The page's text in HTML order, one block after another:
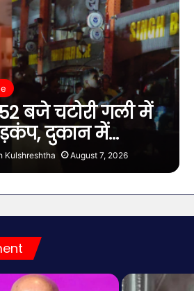
बजे चटोरी गली में
दुकान में…
Kulshreshtha August 7, 2026